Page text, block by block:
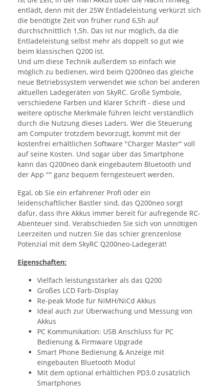
entlädt, denn mit der 25W Entladeleistung verkürzt sich
die benötigte Zeit von früher rund 6,5h auf
durchschnittlich 1,5h. Das ist nur möglich, da die
Entladeleistung selbst mehr als doppelt so gut wie
beim klassischen Q200 ist.
Und um diese Technik außerdem so einfach wie
möglich zu bedienen, wird beim Q200neo das gleiche
neue Betriebssystem verwendet wie schon bei anderen
aktuellen Ladegeräten von SkyRC. Große Symbole,
verschiedene Farben und klarer Schrift - diese und
weitere optische Merkmale führen leicht verständlich
durch die Nutzung dieses Laders. Wer die Steuerung
am Computer trotzdem bevorzugt, kommt mit der
kostenfrei erhältlichen Software "Charger Master" voll
auf seine Kosten. Und sogar über das Smartphone
kann das Q200neo dank eingebautem Bluetooth und
der App "" ganz bequem ferngesteuert werden.
Egal, ob Sie ein erfahrener Profi oder ein
leidenschaftlicher Bastler sind, das Q200neo sorgt
dafür, dass Ihre Akkus immer bereit für aufregende RC-
Abenteuer sind. Verabschieden Sie sich von unnötigen
Leerzeiten und nutzen Sie das schier grenzenlose
Potenzial mit dem SkyRC Q200neo-Ladegerät!
Eigenschaften:
Vielfach leistungsstärker als das Q200
Großes LCD Farb-Display
Re-peak Mode für NiMH/NiCd Akkus
Ideal auch zur Überwachung und Messung von
Akkus
PC Kommunikation: USB Anschluss für PC
Bedienung & Firmware Upgrade
Smart Phone Bedienung & Anzeige mit
eingebauten Bluetooth Modul
Mit dem optional erhältlichen PD3.0 zusätzlich
Smartphones